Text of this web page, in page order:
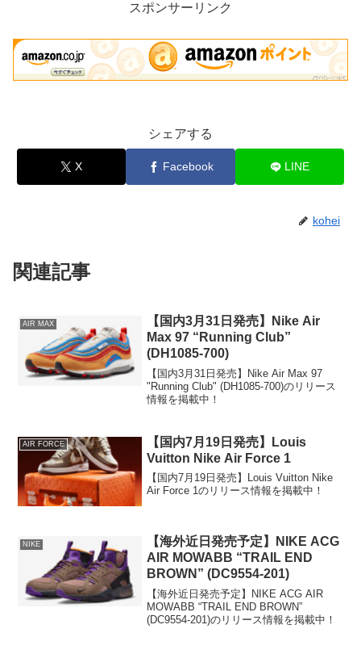
スポンサーリンク
シェアする
X Facebook LINE
kohei
関連記事
AIR MAX
【国内3月31日発売】Nike Air
Max 97 “Running Club”
(DH1085-700)
【国内3月31日発売】Nike Air Max 97
"Running Club" (DH1085-700)のリリース
情報を掲載中！
AIR FORCE
【国内7月19日発売】Louis
Vuitton Nike Air Force 1
【国内7月19日発売】Louis Vuitton Nike
Air Force 1のリリース情報を掲載中！
NIKE
【海外近日発売予定】NIKE ACG
AIR MOWABB “TRAIL END
BROWN” (DC9554-201)
【海外近日発売予定】NIKE ACG AIR
MOWABB “TRAIL END BROWN”
(DC9554-201)のリリース情報を掲載中！